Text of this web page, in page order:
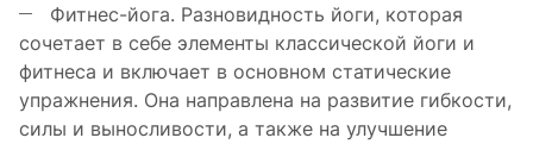
Фитнес-йога. Разновидность йоги, которая
сочетает в себе элементы классической йоги и
фитнеса и включает в основном статические
упражнения. Она направлена на развитие гибкости,
силы и выносливости, а также на улучшение